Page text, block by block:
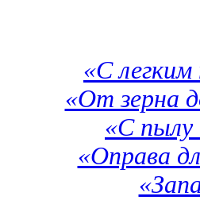
«С
«От зерна
«С пылу
«Оправа